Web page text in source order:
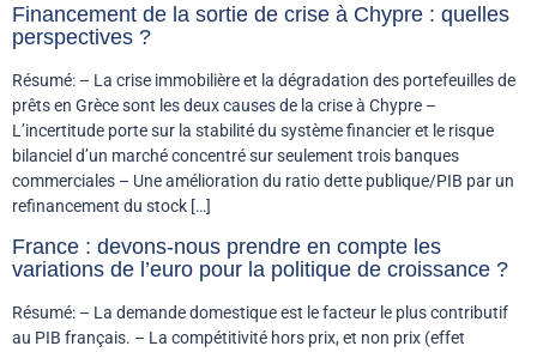
Financement de la sortie de crise à Chypre : quelles
perspectives ?
Résumé: – La crise immobilière et la dégradation des portefeuilles de
prêts en Grèce sont les deux causes de la crise à Chypre –
L’incertitude porte sur la stabilité du système financier et le risque
bilanciel d’un marché concentré sur seulement trois banques
commerciales – Une amélioration du ratio dette publique/PIB par un
refinancement du stock […]
France : devons-nous prendre en compte les
variations de l’euro pour la politique de croissance ?
Résumé: – La demande domestique est le facteur le plus contributif
au PIB français. – La compétitivité hors prix, et non prix (effet